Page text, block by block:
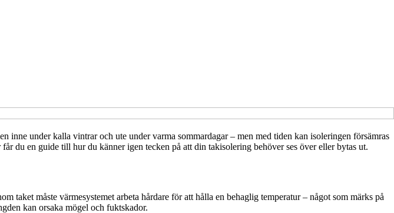
under kalla vintrar och ute under varma sommardagar – men med tiden kan isoleringen försämras
du en guide till hur du känner igen tecken på att din takisolering behöver ses över eller bytas ut.
måste värmesystemet arbeta hårdare för att hålla en behaglig temperatur – något som märks på
kan orsaka mögel och fuktskador.